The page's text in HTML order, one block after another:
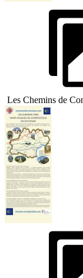
Les Chemins de